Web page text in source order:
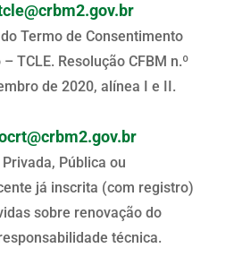
Termo de Consentimento
TCLE. Resolução CFBM n.º
de 2020, alínea I e II.
Pública ou
já inscrita (com registro)
sobre renovação do
técnica.